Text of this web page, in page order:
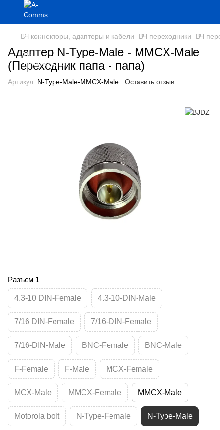
ВЧ коннекторы, адаптеры и кабели ВЧ переходники ВЧ
Адаптер N-Type-Male - MMCX-Male
(Переходник папа - папа)
Артикул: N-Type-Male-MMCX-Male Оставить отзыв
Разъем 1
4.3-10 DIN-Female 4.3-10-DIN-Male
7/16 DIN-Female 7/16-DIN-Female
7/16-DIN-Male BNC-Female BNC-Male
F-Female F-Male MCX-Female
MCX-Male MMCX-Female MMCX-Male
Motorola bolt N-Type-Female N-Type-Male